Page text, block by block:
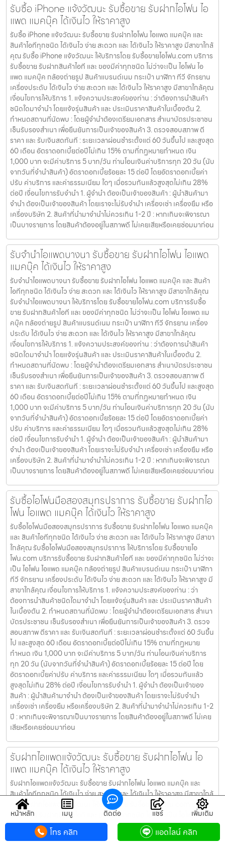
รับซื้อ iPhone แจ้งวัฒนะ รับซื้อขาย รับฝากไอโฟน ไอ
แพด แมคบุ๊ค ได้เงินไว ให้ราคาสูง
รับซื้อ iPhone แจ้งวัฒนะ รับซื้อขาย รับฝากไอโฟน ไอแพด แมคบุ๊ค และ
สินค้าไอทีทุกชนิด ได้เงินไว ง่าย สะดวก และ ได้เงินไว ให้ราคาสูง มีสาขาใกล้
คุณ รับซื้อ iPhone แจ้งวัฒนะ ให้บริการโดย รับซื้อขายไอโฟน.com บริการ
รับซื้อขาย รับฝากสินค้าไอที และ ของมีค่าทุกชนิด ไม่ว่าจะเป็น ไอโฟน ไอ
แพด แมคบุ๊ค กล้องถ่ายรูป สินค้าแบรนด์เนม กระเป๋า นาฬิกา ทีวี จักรยาน
เครื่องประดับ ได้เงินไว ง่าย สะดวก และ ได้เงินไว ให้ราคาสูง มีสาขาใกล้คุณ
เงื่อนไขการให้บริการ 1. แจ้งความประสงค์ของท่าน : ว่าต้องการนำสินค้า
ชนิดใดมาจำนำ โดยแจ้งรุ่นสินค้า และ ประเมินราคาสินค้าในเบื้องต้น 2.
กำหนดสถานที่นัดพบ : โดยผู้จำนำต้องเตรียมเอกสาร สำเนาบัตรประชาชน
เซ็นรับรองสำเนา เพื่อยืนยันการเป็นเจ้าของสินค้า 3. ตรวจสอบสภาพ ตี
ราคา และ รับเงินสดทันที : ระยะเวลาผ่อนชำระตั้งแต่ 60 วันขึ้นไป และสูงสุด
60 เดือน อัตราดอกเบี้ยต่อปีไม่เกิน 15% ตามที่กฏหมายกำหนด เงิน
1,000 บาท จะมีค่าบริการ 5 บาท/วัน ท่านโอนเงินค่าบริการทุก 20 วัน (นับ
จากวันที่จำนำสินค้า) อัตราดอกเบี้ยร้อยละ 15 ต่อปี โดยอัตราดอกเบี้ยค่า
ปรับ ค่าบริการ และค่าธรรมเนียม ใดๆ เมื่อรวมกันแล้วสูงสุดไม่เกิน 28%
ต่อปี เงื่อนไขการรับจำนำ 1. ผู้จำนำ ต้องเป็นเจ้าของสินค้า : ผู้นำสินค้ามา
จำนำ ต้องเป็นเจ้าของสินค้า โดยเราจะไม่รับจำนำ เครื่องเช่า เครื่องยืม หรือ
เครื่องบริษัท 2. สินค้าที่นำมาจำนำไม่ควรเกิน 1-2 ปี : หากเกินจะพิจารณา
เป็นบางรายการ โดยสินค้าต้องอยู่ในสภาพดี ไม่เคยเสียหรือเคยซ่อมมาก่อน
รับจำนำไอแพดบางนา รับซื้อขาย รับฝากไอโฟน ไอแพด
แมคบุ๊ค ได้เงินไว ให้ราคาสูง
รับจำนำไอแพดบางนา รับซื้อขาย รับฝากไอโฟน ไอแพด แมคบุ๊ค และ สินค้า
ไอทีทุกชนิด ได้เงินไว ง่าย สะดวก และ ได้เงินไว ให้ราคาสูง มีสาขาใกล้คุณ
รับจำนำไอแพดบางนา ให้บริการโดย รับซื้อขายไอโฟน.com บริการรับซื้อ
ขาย รับฝากสินค้าไอที และ ของมีค่าทุกชนิด ไม่ว่าจะเป็น ไอโฟน ไอแพด แม
คบุ๊ค กล้องถ่ายรูป สินค้าแบรนด์เนม กระเป๋า นาฬิกา ทีวี จักรยาน เครื่อง
ประดับ ได้เงินไว ง่าย สะดวก และ ได้เงินไว ให้ราคาสูง มีสาขาใกล้คุณ
เงื่อนไขการให้บริการ 1. แจ้งความประสงค์ของท่าน : ว่าต้องการนำสินค้า
ชนิดใดมาจำนำ โดยแจ้งรุ่นสินค้า และ ประเมินราคาสินค้าในเบื้องต้น 2.
กำหนดสถานที่นัดพบ : โดยผู้จำนำต้องเตรียมเอกสาร สำเนาบัตรประชาชน
เซ็นรับรองสำเนา เพื่อยืนยันการเป็นเจ้าของสินค้า 3. ตรวจสอบสภาพ ตี
ราคา และ รับเงินสดทันที : ระยะเวลาผ่อนชำระตั้งแต่ 60 วันขึ้นไป และสูงสุด
60 เดือน อัตราดอกเบี้ยต่อปีไม่เกิน 15% ตามที่กฏหมายกำหนด เงิน
1,000 บาท จะมีค่าบริการ 5 บาท/วัน ท่านโอนเงินค่าบริการทุก 20 วัน (นับ
จากวันที่จำนำสินค้า) อัตราดอกเบี้ยร้อยละ 15 ต่อปี โดยอัตราดอกเบี้ยค่า
ปรับ ค่าบริการ และค่าธรรมเนียม ใดๆ เมื่อรวมกันแล้วสูงสุดไม่เกิน 28%
ต่อปี เงื่อนไขการรับจำนำ 1. ผู้จำนำ ต้องเป็นเจ้าของสินค้า : ผู้นำสินค้ามา
จำนำ ต้องเป็นเจ้าของสินค้า โดยเราจะไม่รับจำนำ เครื่องเช่า เครื่องยืม หรือ
เครื่องบริษัท 2. สินค้าที่นำมาจำนำไม่ควรเกิน 1-2 ปี : หากเกินจะพิจารณา
เป็นบางรายการ โดยสินค้าต้องอยู่ในสภาพดี ไม่เคยเสียหรือเคยซ่อมมาก่อน
รับซื้อไอโฟนมือสองสมุทรปราการ รับซื้อขาย รับฝากไอ
โฟน ไอแพด แมคบุ๊ค ได้เงินไว ให้ราคาสูง
รับซื้อไอโฟนมือสองสมุทรปราการ รับซื้อขาย รับฝากไอโฟน ไอแพด แมคบุ๊ค
และ สินค้าไอทีทุกชนิด ได้เงินไว ง่าย สะดวก และ ได้เงินไว ให้ราคาสูง มีสาขา
ใกล้คุณ รับซื้อไอโฟนมือสองสมุทรปราการ ให้บริการโดย รับซื้อขายไอ
โฟน.com บริการรับซื้อขาย รับฝากสินค้าไอที และ ของมีค่าทุกชนิด ไม่ว่าจะ
เป็น ไอโฟน ไอแพด แมคบุ๊ค กล้องถ่ายรูป สินค้าแบรนด์เนม กระเป๋า นาฬิกา
ทีวี จักรยาน เครื่องประดับ ได้เงินไว ง่าย สะดวก และ ได้เงินไว ให้ราคาสูง มี
สาขาใกล้คุณ เงื่อนไขการให้บริการ 1. แจ้งความประสงค์ของท่าน : ว่า
ต้องการนำสินค้าชนิดใดมาจำนำ โดยแจ้งรุ่นสินค้า และ ประเมินราคาสินค้า
ในเบื้องต้น 2. กำหนดสถานที่นัดพบ : โดยผู้จำนำต้องเตรียมเอกสาร สำเนา
บัตรประชาชน เซ็นรับรองสำเนา เพื่อยืนยันการเป็นเจ้าของสินค้า 3. ตรวจ
สอบสภาพ ตีราคา และ รับเงินสดทันที : ระยะเวลาผ่อนชำระตั้งแต่ 60 วันขึ้น
ไป และสูงสุด 60 เดือน อัตราดอกเบี้ยต่อปีไม่เกิน 15% ตามที่กฏหมาย
กำหนด เงิน 1,000 บาท จะมีค่าบริการ 5 บาท/วัน ท่านโอนเงินค่าบริการ
ทุก 20 วัน (นับจากวันที่จำนำสินค้า) อัตราดอกเบี้ยร้อยละ 15 ต่อปี โดย
อัตราดอกเบี้ยค่าปรับ ค่าบริการ และค่าธรรมเนียม ใดๆ เมื่อรวมกันแล้ว
สูงสุดไม่เกิน 28% ต่อปี เงื่อนไขการรับจำนำ 1. ผู้จำนำ ต้องเป็นเจ้าของ
สินค้า : ผู้นำสินค้ามาจำนำ ต้องเป็นเจ้าของสินค้า โดยเราจะไม่รับจำนำ
เครื่องเช่า เครื่องยืม หรือเครื่องบริษัท 2. สินค้าที่นำมาจำนำไม่ควรเกิน 1-2
ปี : หากเกินจะพิจารณาเป็นบางรายการ โดยสินค้าต้องอยู่ในสภาพดี ไม่เคย
เสียหรือเคยซ่อมมาก่อน
รับฝากไอแพดแจ้งวัฒนะ รับซื้อขาย รับฝากไอโฟน ไอ
แพด แมคบุ๊ค ได้เงินไว ให้ราคาสูง
รับฝากไอแพดแจ้งวัฒนะ รับซื้อขาย รับฝากไอโฟน ไอแพด แมคบุ๊ค และ
สินค้าไอทีทุกชนิด ได้เงินไว ง่าย สะดวก และ ได้เงินไว ให้ราคาสูง มีสาขาใกล้
คุณ รับฝากไอแพดแจ้งวัฒนะ ให้บริการโดย รับซื้อขายไอโฟน.com บริการ
รับซื้อขาย รับฝากสินค้าไอที และ ของมีค่าทุกชนิด ไม่ว่าจะเป็น ไอโฟน ไอ
แพด แมคบุ๊ค กล้องถ่ายรูป สินค้าแบรนด์เนม กระเป๋า นาฬิกา ทีวี จักรยาน
เครื่องประดับ ได้เงินไว ง่าย สะดวก และ ได้เงินไว ให้ราคาสูง มีสาขาใกล้คุณ
หน้าหลัก เมนู ติดต่อ แชร์ เพิ่มเติม
โทร คลิก แอดไลน์ คลิก